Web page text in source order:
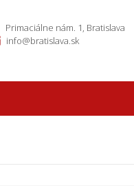
Primaciálne nám. 1, Bratislava
info@bratislava.sk